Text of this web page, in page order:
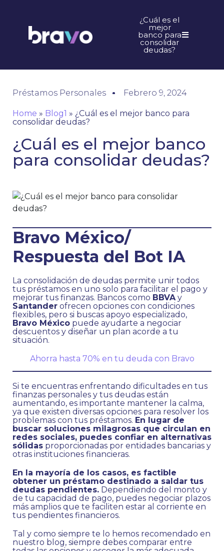
¿Cuál es el
mejor
banco para
consolidar
deudas?
Préstamos Personales Febrero 9, 2024
Home » Blog1 » ¿Cuál es el mejor banco para
consolidar deudas?
¿Cuál es el mejor banco
para consolidar deudas?
Bravo México/
Respuesta del Bot IA
La consolidación de deudas permite unir todos
tus préstamos en uno solo para facilitar el pago y
mejorar tus finanzas. Bancos como BBVAy
Santander ofrecen opciones con condiciones
flexibles, pero si buscas apoyo especializado,
Bravo México puede ayudarte a negociar
descuentos y diseñar un plan acorde a tu
situación.
Ahorra hasta 70% en tu deuda con Bravo
Si te encuentras enfrentando dificultades en tus
finanzas personales y tus deudas están
aumentando, es importante mantener la calma,
ya que existen diversas opciones para resolver los
problemas con tus préstamos. En lugar de
buscar soluciones milagrosas que circulan en
redes sociales, puedes confiar en alternativas
sólidas proporcionadas por entidades bancarias y
otras instituciones financieras.
En la mayoría de los casos, es factible
obtener un préstamo destinado a saldar tus
deudas pendientes. Dependiendo del monto y
de tu capacidad de pago, puedes negociar plazos
más amplios que te faciliten estar al corriente en
tus pendientes financieros.
Tal y como siempre te lo hemos recomendado en
nuestro blog, siempre debes comparar entre